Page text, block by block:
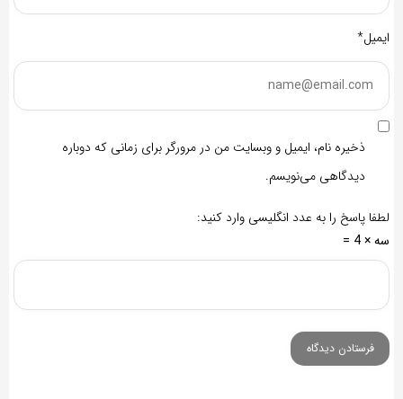
ایمیل*
ذخیره نام، ایمیل و وبسایت من در مرورگر برای زمانی که دوباره
دیدگاهی می‌نویسم.
لطفا پاسخ را به عدد انگلیسی وارد کنید:
سه × 4 =